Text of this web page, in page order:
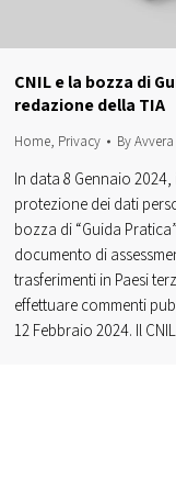
CNIL e la bozza di
redazione della TIA
Home, Privacy By
In data 8 Gennaio
protezione dei dati
bozza di “Guida
documento di
trasferimenti in Paesi
effettuare commenti
12 Febbraio 2024. Il